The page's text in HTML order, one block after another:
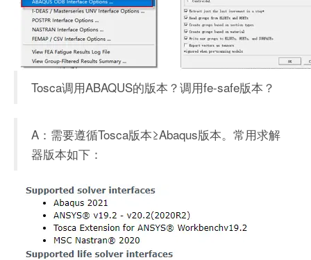
Tosca调用ABAQUS的版本？调用fe-safe版本？
A：需要遵循Tosca版本≥Abaqus版本。常用求解
器版本如下：